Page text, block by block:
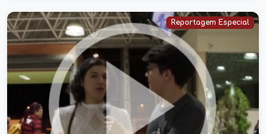
Reportagem Especial